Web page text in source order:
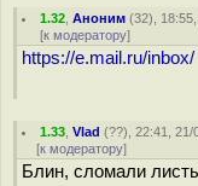
1.32 ,Аноним (32),
[к модератору]
https://e.mail.ru/inbox/
1.33 ,Vlad (??), 22:41, 21/
[к модератору]
Блин, сломали